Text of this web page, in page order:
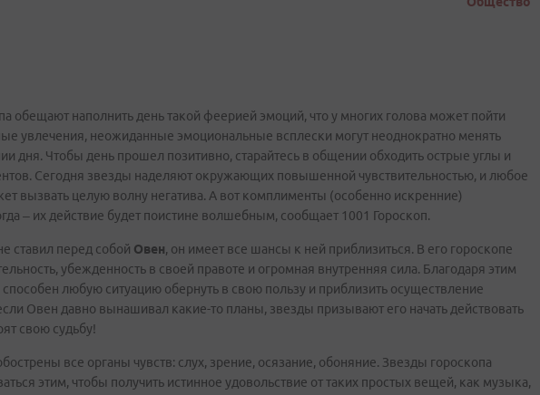
обещают наполнить день такой феерией эмоций, что у многих голова может пойти
увлечения, неожиданные эмоциональные всплески могут неоднократно менять
дня. Чтобы день прошел позитивно, старайтесь в общении обходить острые углы и
Сегодня звезды наделяют окружающих повышенной чувствительностью, и любое
вызвать целую волну негатива. А вот комплименты (особенно искренние)
– их действие будет поистине волшебным, сообщает 1001 Гороскоп.
ставил перед собой Овен, он имеет все шансы к ней приблизиться. В его гороскопе
убежденность в своей правоте и огромная внутренняя сила. Благодаря этим
любую ситуацию обернуть в свою пользу и приблизить осуществление
Овен давно вынашивал какие-то планы, звезды призывают его начать действовать
свою судьбу!
все органы чувств: слух, зрение, осязание, обоняние. Звезды гороскопа
этим, чтобы получить истинное удовольствие от таких простых вещей, как музыка,